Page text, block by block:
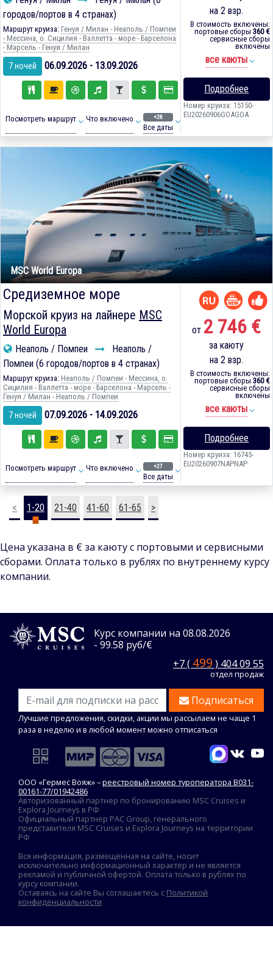
городов/портов в 4 странах)
Маршрут круиза: Генуя / Милан - Неаполь / Помпеи
- Мессина, о. Сицилия - Валлетта - море - Барселона
- Марсель - Генуя / Милан
7 ночей 06.09.2026 - 13.09.2026
Посмотреть маршрут Что включено +28
Все даты
на 2 взр.
В стоимость включены:
портовые сборы 360 €
сервисные сборы
включены
все каюты
Подробнее
Номер круиза: 15150-
EU20260906GOAGOA
MSC World Europa
Средиземное море
Морской круиз на лайнере MSC
World Europa
Неаполь / Помпеи
Неаполь /
Помпеи (6 городов/портов в 4 странах)
Маршрут круиза: Неаполь / Помпеи - Мессина, о.
Сицилия - Валлетта - море - Барселона - Марсель -
Генуя / Милан - Неаполь / Помпеи
7 ночей 07.09.2026 - 14.09.2026
Посмотреть маршрут Что включено +27
Все даты
от 2 746 €
за каюту
на 2 взр.
В стоимость включены:
портовые сборы 360 €
сервисные сборы
включены
все каюты
Подробнее
Номер круиза: 16745-
EU20260907NAPNAP
< 1-20 21-40 41-60 61-65 >
Цена указана в € за каюту с портовыми и сервисными
сборами. Оплата только в рублях по внутреннему курсу
компании.
Курс компании на 08.08.2026
- 99.58 руб/€
+7 ( 499 ) 404 09 55
отдел продаж
Подписаться
Лучшие предложения, скидки, акции мы рассылаем не чаще 1
раза в неделю и в любой момент можно отписаться
ООО «Гермес Вояж» –реестровый номер туроператора В031-
00161-77/01942486
Авторизованный партнер по бронированию MSC Cruises и
Explora Journeys в РФ
Официальный партнер PAC Group, генерального
представителя MSC Cruises и Explora Journeys на территории
РФ
Вся информация, размещённая на сайте, носит
исключительно информационный характер и не является
рекламой и публичной офертой. Оплата только в рублях по
курсу компании.
Оставаясь на сайте Вы соглашаетесь с Политикой
конфиденциальности